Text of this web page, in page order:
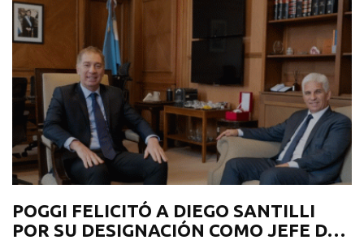
POGGI FELICITÓ A DIEGO SANTILLI
POR SU DESIGNACIÓN COMO JEFE DE